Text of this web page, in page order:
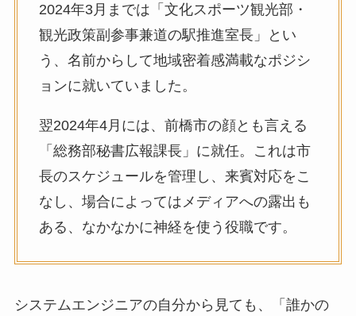
2024年3月までは「文化スポーツ観光部・
観光政策副参事兼道の駅推進室長」とい
う、名前からして地域密着感満載なポジシ
ョンに就いていました。
翌2024年4月には、前橋市の顔とも言える
「総務部秘書広報課長」に就任。これは市
長のスケジュールを管理し、来賓対応をこ
なし、場合によってはメディアへの露出も
ある、なかなかに神経を使う役職です。
システムエンジニアの自分から見ても、「誰かの